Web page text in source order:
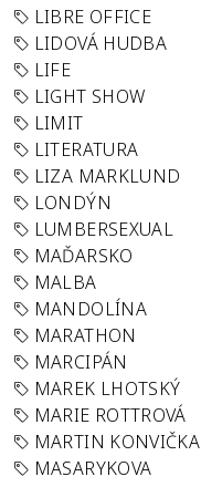
LIBRE OFFICE
LIDOVÁ HUDBA
LIFE
LIGHT SHOW
LIMIT
LITERATURA
LIZA MARKLUND
LONDÝN
LUMBERSEXUAL
MAĎARSKO
MALBA
MANDOLÍNA
MARATHON
MARCIPÁN
MAREK LHOTSKÝ
MARIE ROTTROVÁ
MARTIN KONVIČKA
MASARYKOVA